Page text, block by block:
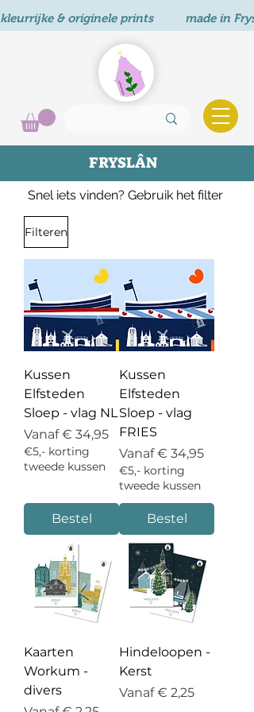
kleurrijke & originele prints          made in
FRYSLÂN
Snel iets vinden? Gebruik het filter
Filteren
Kussen
Elfsteden
Sloep - vlag NL
Vanaf€ 34,95
Verkoopprijs
€5,- korting
tweede kussen
Bestel
Kussen
Elfsteden
Sloep - vlag
FRIES
Vanaf€ 34,95
Verkoopprijs
€5,- korting
tweede kussen
Bestel
Kaarten
Workum -
divers
Hindeloopen -
Kerst
Vanaf€ 2,25
Verkoopprijs